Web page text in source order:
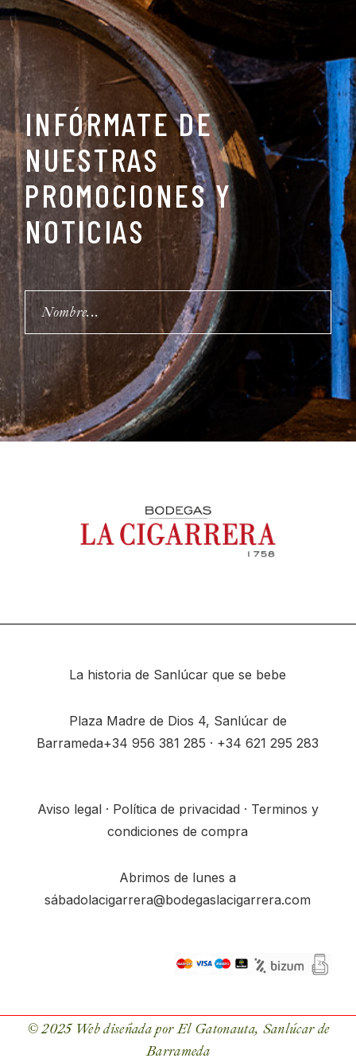
INFÓRMATE DE
NUESTRAS
PROMOCIONES Y
NOTICIAS
La historia de Sanlúcar que se bebe
Plaza Madre de Dios 4, Sanlúcar de
Barrameda+34956 381 285 · +34621 295 283
Aviso legal· Política de privacidad · Terminos y
condiciones de compra
Abrimos de lunes a
sábadolacigarrera@bodegaslacigarrera.com
© 2025 Web diseñada porEl Gatonauta, Sanlúcar de
Barrameda